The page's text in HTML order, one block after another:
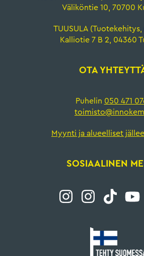
Väliköntie 10, 70700
TUUSULA
Kalliotie 7 B 2, 04360
OTA
Puhelin 050 471
Myynti ja alueelliset
SOSIAALINEN